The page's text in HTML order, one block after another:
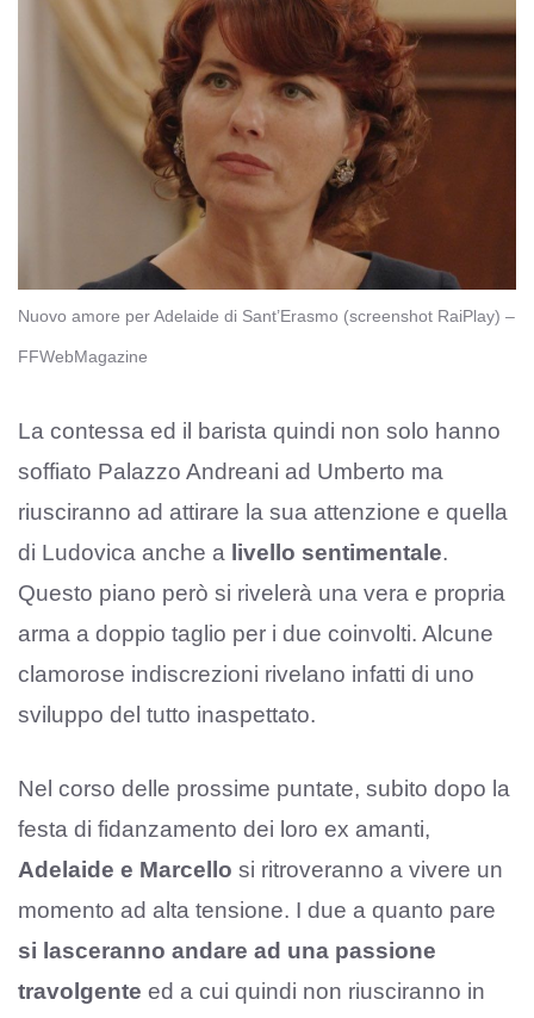
Nuovo amore per Adelaide di Sant’Erasmo (screenshot RaiPlay) –
FFWebMagazine
La contessa ed il barista quindi non solo hanno
soffiato Palazzo Andreani ad Umberto ma
riusciranno ad attirare la sua attenzione e quella
di Ludovica anche a livello sentimentale.
Questo piano però si rivelerà una vera e propria
arma a doppio taglio per i due coinvolti. Alcune
clamorose indiscrezioni rivelano infatti di uno
sviluppo del tutto inaspettato.
Nel corso delle prossime puntate, subito dopo la
festa di fidanzamento dei loro ex amanti,
Adelaide e Marcello si ritroveranno a vivere un
momento ad alta tensione. I due a quanto pare
si lasceranno andare ad una passione
travolgente ed a cui quindi non riusciranno in